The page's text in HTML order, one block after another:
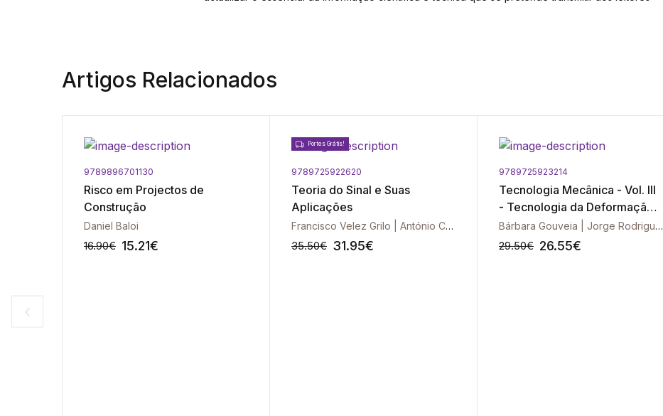
Artigos Relacionados
9789896701130
Risco em Projectos de
Construção
Daniel Baloi
16.90€ 15.21€
Portes Grátis!
9789725922620
Teoria do Sinal e Suas
Aplicações
Francisco Velez Grilo | António Casimiro | João Correia Lopes | Joaquim Azevedo
35.50€ 31.95€
9789725923214
Tecnologia Mecânica - Vol. III
- Tecnologia da Deformação
Plástica - Exercícios
Resolvidos
Bárbara Gouveia | Jorge Rodrigues | Paulo Martins
29.50€ 26.55€